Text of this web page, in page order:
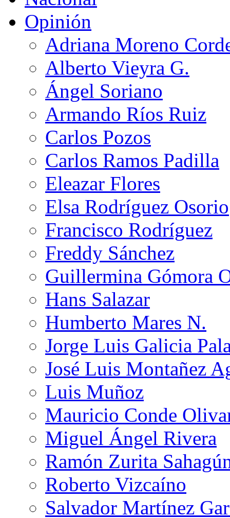
Opinión
Adriana Moreno
Alberto Vieyra G.
Ángel Soriano
Armando Ríos Ruiz
Carlos Pozos
Carlos Ramos Padilla
Eleazar Flores
Elsa Rodríguez Osorio
Francisco Rodríguez
Freddy Sánchez
Guillermina Gómora
Hans Salazar
Humberto Mares N.
Jorge Luis Galicia
José Luis Montañez
Luis Muñoz
Mauricio Conde
Miguel Ángel Rivera
Ramón Zurita
Roberto Vizcaíno
Salvador Martínez